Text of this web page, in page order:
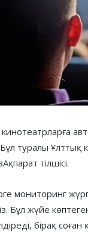
туралы
тілшісі.
мониторинг
Бұл жүйе
бірақ